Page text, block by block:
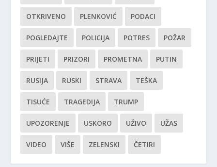
OTKRIVENO PLENKOVIĆ PODACI
POGLEDAJTE POLICIJA POTRES POŽAR
PRIJETI PRIZORI PROMETNA PUTIN
RUSIJA RUSKI STRAVA TEŠKA
TISUĆE TRAGEDIJA TRUMP
UPOZORENJE USKORO UŽIVO UŽAS
VIDEO VIŠE ZELENSKI ČETIRI